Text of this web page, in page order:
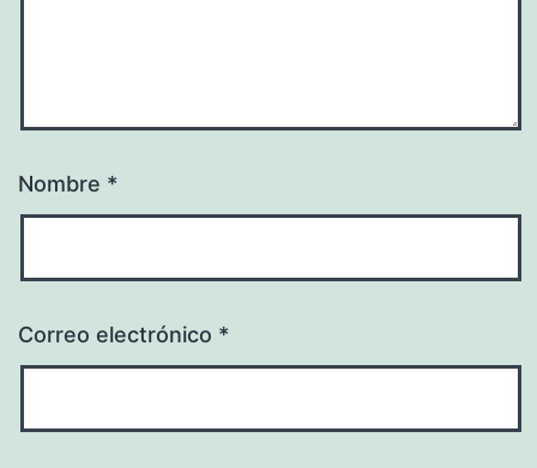
Nombre *
Correo electrónico *